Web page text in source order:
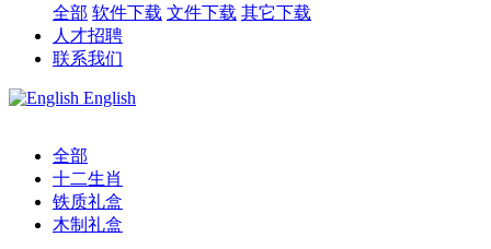
全部 软件下载 文件下载 其它下载
人才招聘
联系我们
English
全部
十二生肖
铁质礼盒
木制礼盒